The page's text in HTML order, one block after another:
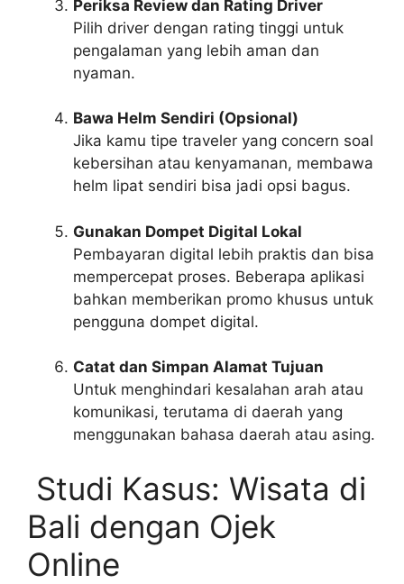
Periksa Review dan Rating Driver
Pilih driver dengan rating tinggi untuk
pengalaman yang lebih aman dan
nyaman.
Bawa Helm Sendiri (Opsional)
Jika kamu tipe traveler yang concern soal
kebersihan atau kenyamanan, membawa
helm lipat sendiri bisa jadi opsi bagus.
Gunakan Dompet Digital Lokal
Pembayaran digital lebih praktis dan bisa
mempercepat proses. Beberapa aplikasi
bahkan memberikan promo khusus untuk
pengguna dompet digital.
Catat dan Simpan Alamat Tujuan
Untuk menghindari kesalahan arah atau
komunikasi, terutama di daerah yang
menggunakan bahasa daerah atau asing.
Studi Kasus: Wisata di
Bali dengan Ojek
Online